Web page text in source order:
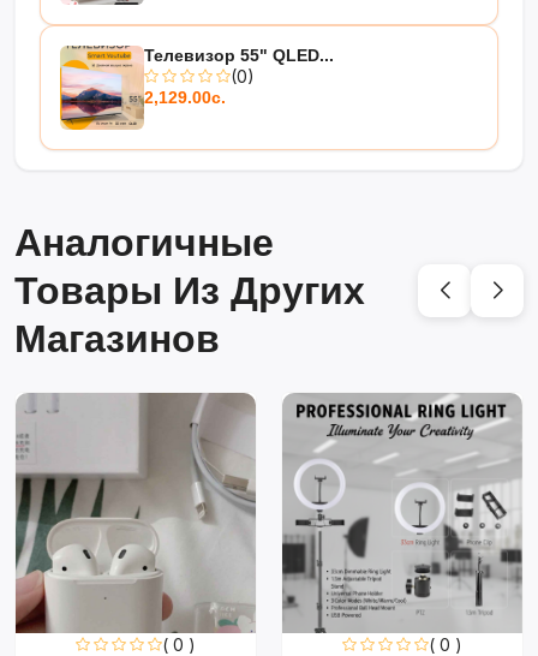
Телевизор 55" QLED...
(0)
2,129.00с.
Аналогичные
Товары Из Других
Магазинов
( 0 ) ( 0 )